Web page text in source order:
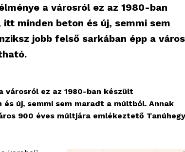
a városról ez az 1980-ban
minden beton és új, semmi sem
jobb felső sarkában épp a város
városról ez az 1980-ban készült
új, semmi sem maradt a múltból. Annak
900 éves múltjára emlékeztető Tanúhegy